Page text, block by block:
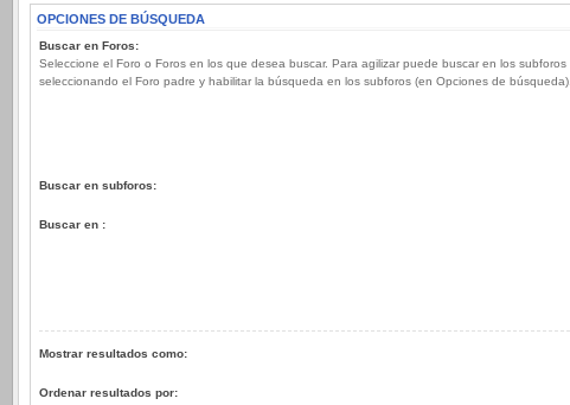
OPCIONES DE BÚSQUEDA
Buscar en Foros:
Seleccione el Foro o Foros en los que desea buscar. Para agilizar puede buscar en los subforos
seleccionando el Foro padre y habilitar la búsqueda en los subforos (en Opciones de búsqueda).
Buscar en subforos:
Buscar en :
Mostrar resultados como:
Ordenar resultados por: